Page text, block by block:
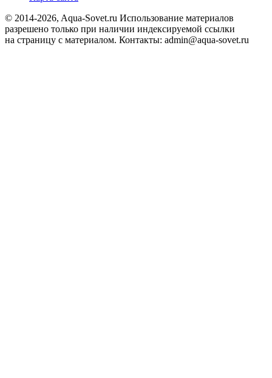
© 2014-2026, Aqua-Sovet.ru Использование материалов
разрешено только при наличии индексируемой ссылки
на страницу с материалом. Контакты: admin@aqua-sovet.ru